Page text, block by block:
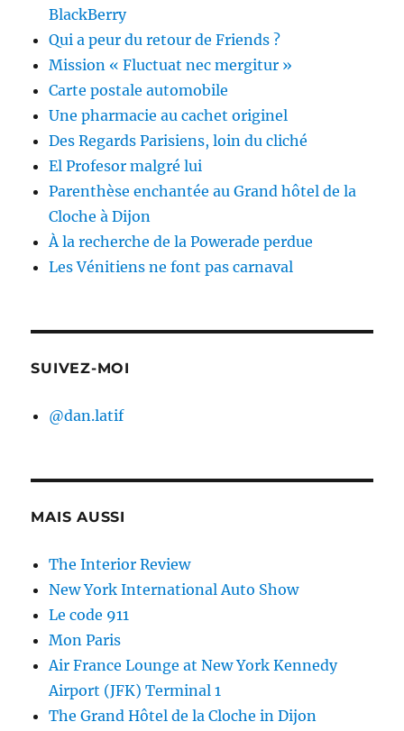
BlackBerry
Qui a peur du retour de Friends ?
Mission « Fluctuat nec mergitur »
Carte postale automobile
Une pharmacie au cachet originel
Des Regards Parisiens, loin du cliché
El Profesor malgré lui
Parenthèse enchantée au Grand hôtel de la
Cloche à Dijon
À la recherche de la Powerade perdue
Les Vénitiens ne font pas carnaval
SUIVEZ-MOI
@dan.latif
MAIS AUSSI
The Interior Review
New York International Auto Show
Le code 911
Mon Paris
Air France Lounge at New York Kennedy
Airport (JFK) Terminal 1
The Grand Hôtel de la Cloche in Dijon